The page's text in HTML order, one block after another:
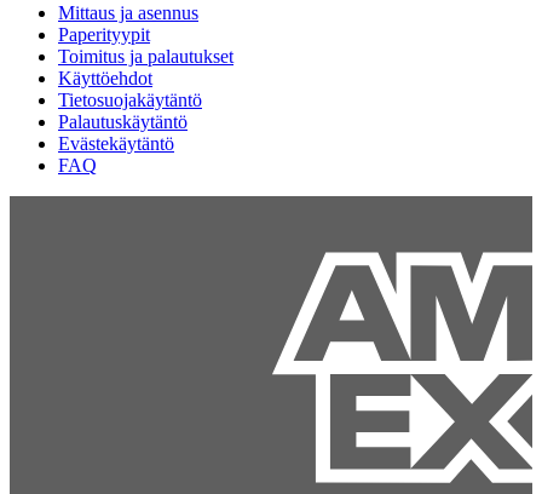
Mittaus ja asennus
Paperityypit
Toimitus ja palautukset
Käyttöehdot
Tietosuojakäytäntö
Palautuskäytäntö
Evästekäytäntö
FAQ